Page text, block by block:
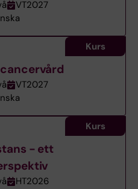
VT2027
VT2027
Kurs
- ett
HT2026
Kurs